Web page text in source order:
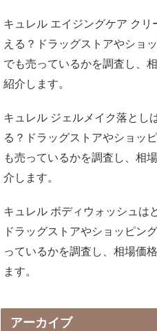
キュレル エイジングケア クリ
える？ドラッグストアやショ
でも売っているかを調査し、
紹介します。
キュレル ジェルメイク落とし
る？ドラッグストアやショッ
も売っているかを調査し、相
介します。
キュレル ボディウォッシュは
ドラッグストアやショッピン
っているかを調査し、相場価
ます。
アーカイブ